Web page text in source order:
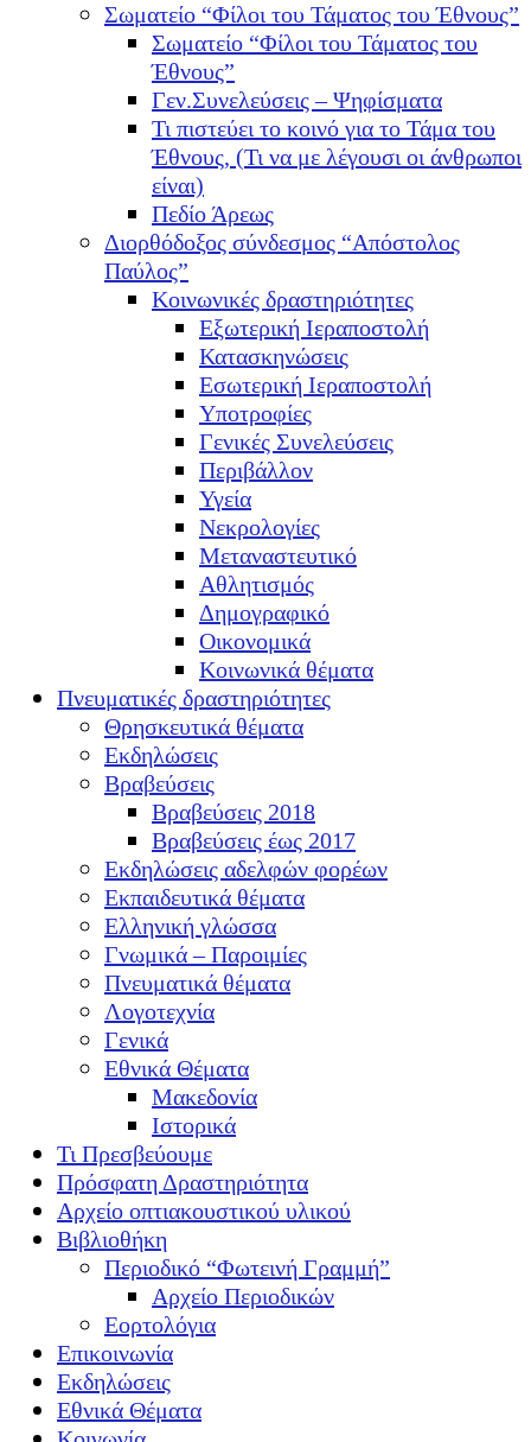
Σωματείο “Φίλοι του Τάματος του Έθνους”
Σωματείο “Φίλοι του Τάματος του
Έθνους”
Γεν.Συνελεύσεις – Ψηφίσματα
Τι πιστεύει το κοινό για το Τάμα του
Έθνους, (Τι να με λέγουσι οι άνθρωποι
είναι)
Πεδίο Άρεως
Διορθόδοξος σύνδεσμος “Απόστολος
Παύλος”
Κοινωνικές δραστηριότητες
Εξωτερική Ιεραποστολή
Κατασκηνώσεις
Εσωτερική Ιεραποστολή
Υποτροφίες
Γενικές Συνελεύσεις
Περιβάλλον
Υγεία
Νεκρολογίες
Μεταναστευτικό
Αθλητισμός
Δημογραφικό
Οικονομικά
Κοινωνικά θέματα
Πνευματικές δραστηριότητες
Θρησκευτικά θέματα
Εκδηλώσεις
Βραβεύσεις
Βραβεύσεις 2018
Βραβεύσεις έως 2017
Εκδηλώσεις αδελφών φορέων
Εκπαιδευτικά θέματα
Ελληνική γλώσσα
Γνωμικά – Παροιμίες
Πνευματικά θέματα
Λογοτεχνία
Γενικά
Εθνικά Θέματα
Μακεδονία
Ιστορικά
Τι Πρεσβεύουμε
Πρόσφατη Δραστηριότητα
Αρχείο οπτιακουστικού υλικού
Βιβλιοθήκη
Περιοδικό “Φωτεινή Γραμμή”
Αρχείο Περιοδικών
Εορτολόγια
Επικοινωνία
Εκδηλώσεις
Εθνικά Θέματα